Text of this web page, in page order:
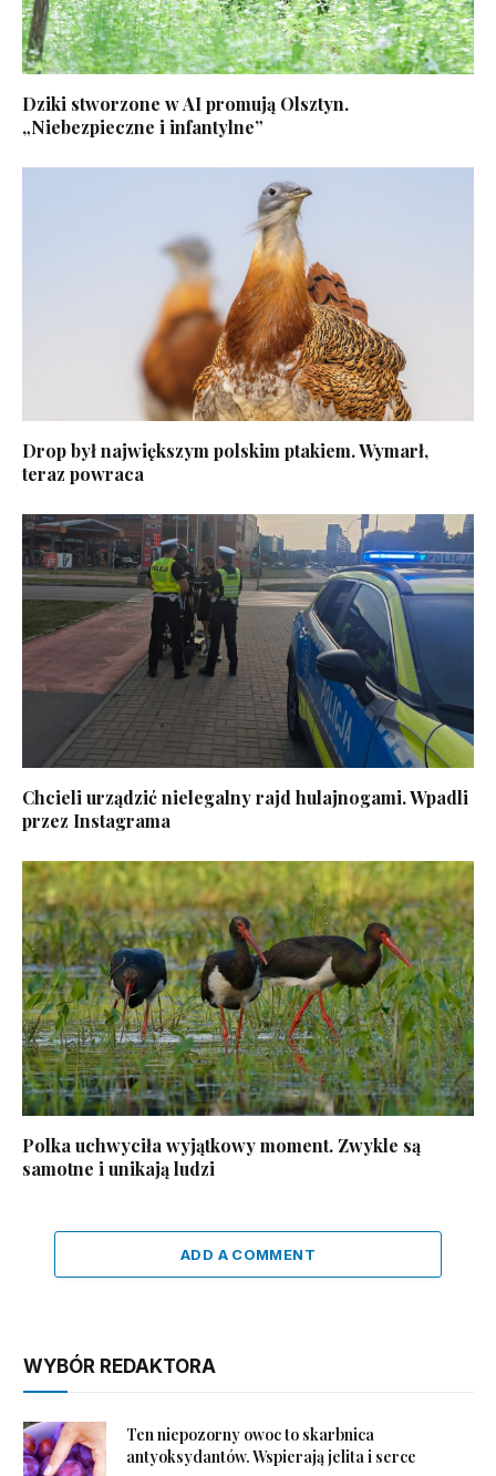
Dziki stworzone w AI promują Olsztyn.
„Niebezpieczne i infantylne”
Drop był największym polskim ptakiem. Wymarł,
teraz powraca
Chcieli urządzić nielegalny rajd hulajnogami. Wpadli
przez Instagrama
Polka uchwyciła wyjątkowy moment. Zwykle są
samotne i unikają ludzi
ADD A COMMENT
WYBÓR REDAKTORA
Ten niepozorny owoc to skarbnica
antyoksydantów. Wspierają jelita i serce